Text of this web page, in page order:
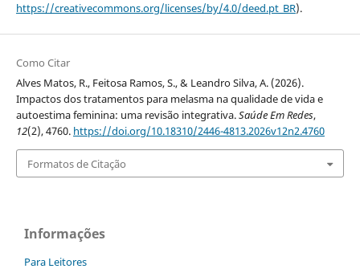
https://creativecommons.org/licenses/by/4.0/deed.pt_BR).
Como Citar
Alves Matos, R., Feitosa Ramos, S., & Leandro Silva, A. (2026).
Impactos dos tratamentos para melasma na qualidade de vida e
autoestima feminina: uma revisão integrativa.Saúde Em Redes,
12(2), 4760. https://doi.org/10.18310/2446-4813.2026v12n2.4760
Formatos de Citação
Informações
Para Leitores